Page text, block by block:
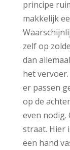
principe
makkelijk
zelf op
dan
het
er passen
op de
even nodig.
straat. Hier
een hand